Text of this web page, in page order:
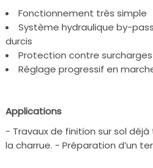
Fonctionnement très simple
Système hydraulique by-
durcis
Protection contre surcharges
Réglage progressif en
Applications
- Travaux de finition sur sol
la charrue. - Préparation d’un